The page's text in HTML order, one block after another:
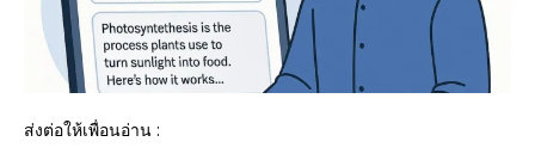
ส่งต่อให้เพื่อนอ่าน :